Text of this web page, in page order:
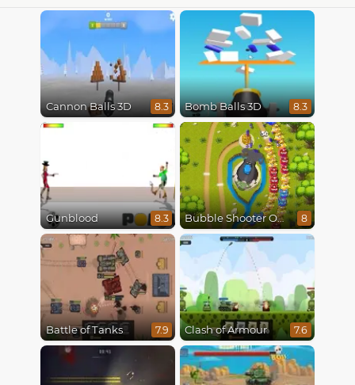
Cannon Balls 3D 8.3 Bomb Balls 3D 8.3
Gunblood 8.3 Bubble Shooter Online 8
Battle of Tanks 7.9 Clash of Armour 7.6